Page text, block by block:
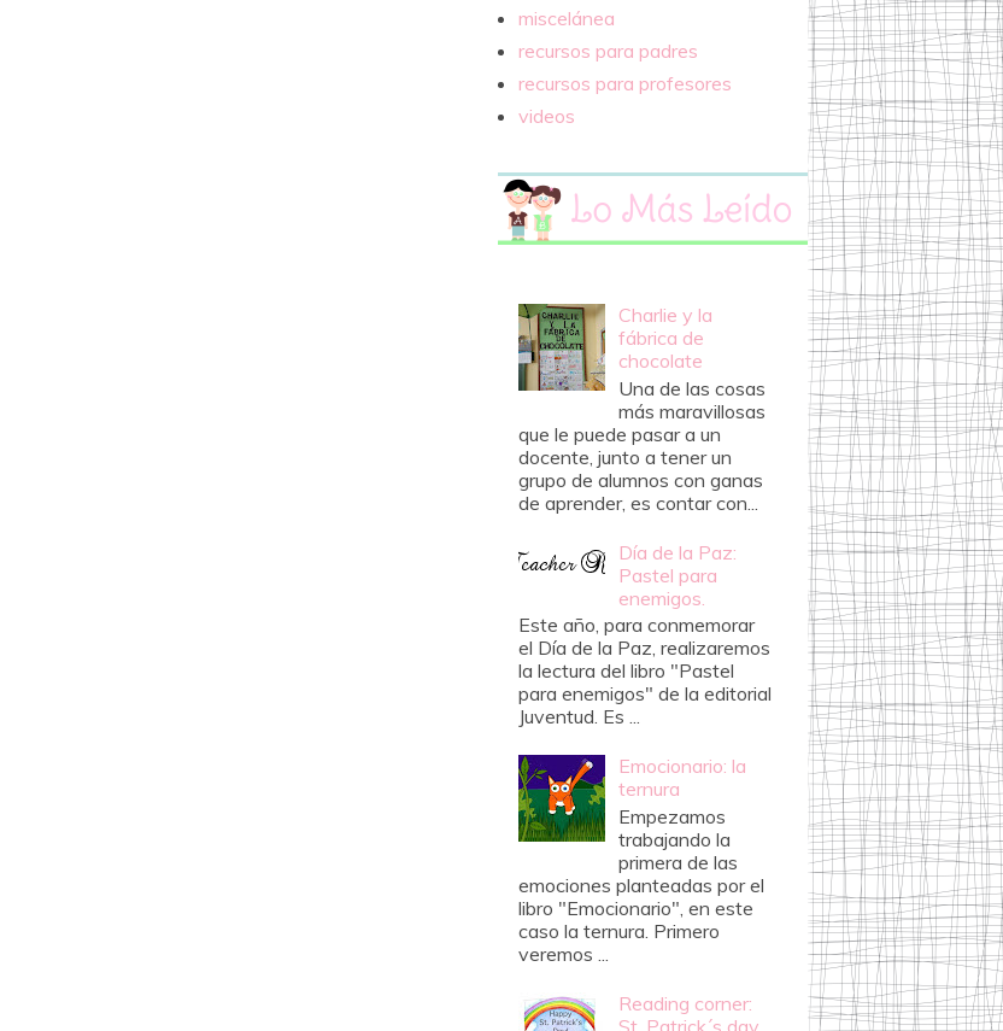
miscelánea
recursos para padres
recursos para profesores
videos
Charlie y la
fábrica de
chocolate
Una de las cosas
más maravillosas
que le puede pasar a un
docente, junto a tener un
grupo de alumnos con ganas
de aprender, es contar con...
Día de la Paz:
Pastel para
enemigos.
Este año, para conmemorar
el Día de la Paz, realizaremos
la lectura del libro "Pastel
para enemigos" de la editorial
Juventud. Es ...
Emocionario: la
ternura
Empezamos
trabajando la
primera de las
emociones planteadas por el
libro "Emocionario", en este
caso la ternura. Primero
veremos ...
Reading corner: